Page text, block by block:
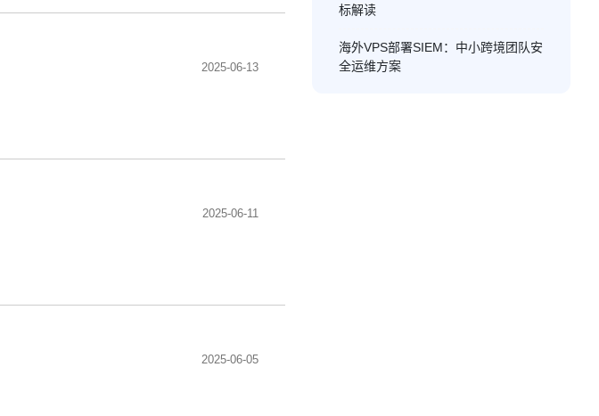
2025-06-13
2025-06-11
2025-06-05
标解读
海外VPS部署SIEM：中小跨境团队安
全运维方案